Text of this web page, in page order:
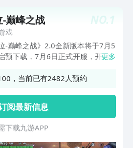
后每个月都能够享受无门槛代金券
会员每天登录签到更是可以免费去
NO.1
-巅峰之战
戏
-巅峰之战》2.0全新版本将于7月5
预下载，7月6日正式开服，开启
研发、CAPCOM鬼泣官方团队深
，全新试炼突破极限；新角色尼禄
版本上线后各位恶魔猎人可以通过
戏来免费获取！现世更有未知剧情
秘，续写恶魔猎人传奇旅程！
更多
，当前已有2482人预约
阅最新信息
下 载 九 游 A P P